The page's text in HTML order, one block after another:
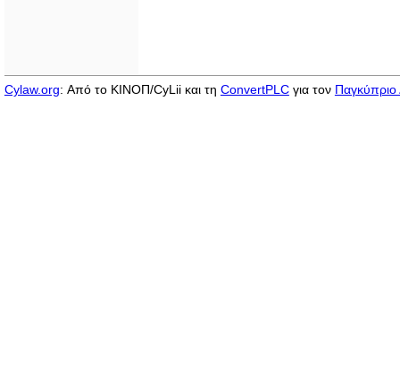
Cylaw.org: Από το ΚΙΝOΠ/CyLii και τη ConvertPLCγια τον Παγκύπριο